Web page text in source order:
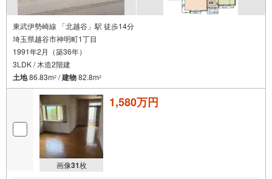
東武伊勢崎線 「北越谷」駅 徒歩14分
埼玉県越谷市神明町1丁目
1991年2月（築36年）
3LDK / 木造2階建
土地86.83m2 /建物82.8m2
画像31枚
1,580万円